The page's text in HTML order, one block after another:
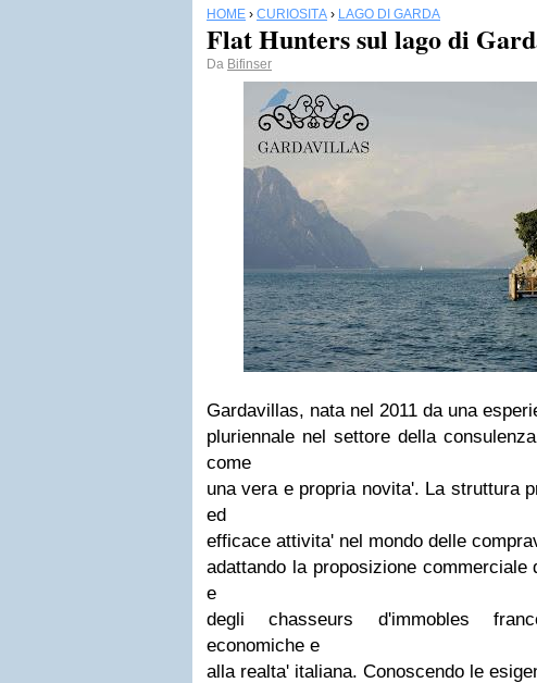
HOME › CURIOSITÀ › LAGO DI GARDA
Flat Hunters sul lago di
Da Bifinser
Gardavillas, nata nel 2011 da una
pluriennale nel settore della
come
una vera e propria novita'. La struttura
ed
efficace attivita' nel mondo delle
adattando la proposizione commerciale
e
degli chasseurs d'immobles
economiche e
alla realta' italiana. Conoscendo le